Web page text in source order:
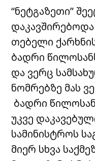
“ნეტგაზეთი”
თებელი
ბადრი
და ვერც
ნომრებზე მას
ბადრი
უკვე
სამინისტროს
მიერ სხვა